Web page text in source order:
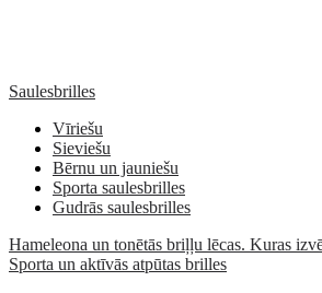
Saulesbrilles
Vīriešu
Sieviešu
Bērnu un jauniešu
Sporta saulesbrilles
Gudrās saulesbrilles
Hameleona un tonētās briļļu lēcas. Kuras
Sporta un aktīvās atpūtas brilles